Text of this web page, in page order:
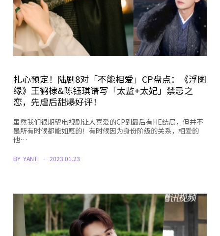
扎心预定！陆剧8对「不能相爱」CP盘点：《浮图
缘》王鹤棣&陈钰琪谱写「太监+太妃」禁忌之
恋，先虐后甜爆好评！
虽然我们很期望电视剧让人喜爱的CP到最后有HE结局，但并不
是所有时候都能如愿的！有时候因为身份阶级的关系，相爱的
他…
BY YANTI 2023.01.23